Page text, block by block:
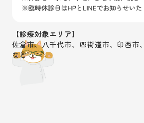
【診療対象エリア】
佐倉市、八千代市、四街道市、印西市
など